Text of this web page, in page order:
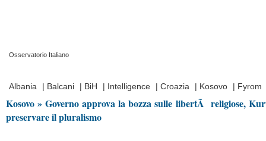
Osservatorio Italiano
Albania
| Balcani | BiH | Intelligence | Croazia | Kosovo | Fyrom
Kosovo » Governo approva la bozza sulle libertÃ religiose,
preservare il pluralismo